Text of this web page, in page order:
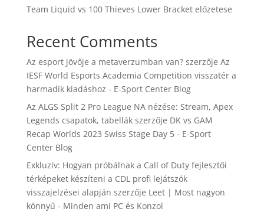
Team Liquid vs 100 Thieves Lower Bracket előzetese
Recent Comments
Az esport jövője a metaverzumban van?szerzője Az
IESF World Esports Academia Competition visszatér a
harmadik kiadáshoz - E-Sport Center Blog
Az ALGS Split 2 Pro League NA nézése: Stream, Apex
Legends csapatok, tabellákszerzője DK vs GAM
Recap Worlds 2023 Swiss Stage Day 5 - E-Sport
Center Blog
Exkluzív: Hogyan próbálnak a Call of Duty fejlesztői
térképeket készíteni a CDL profi lejátszók
visszajelzései alapján szerzője Leet | Most nagyon
könnyű - Minden ami PC és Konzol